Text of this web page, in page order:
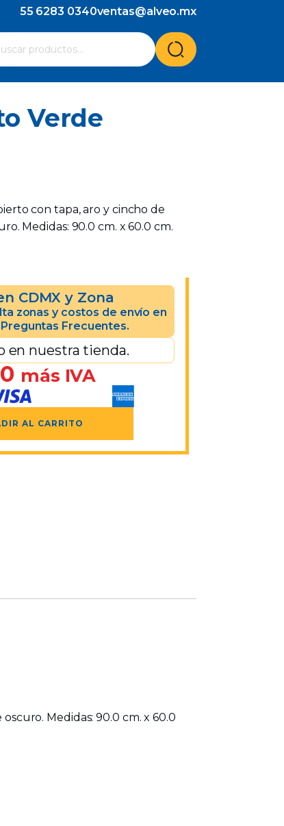
55 6283 0340ventas@alveo.mx
hay resultados autocompletados, puedes
Verde
con tapa, aro y cincho de
Medidas: 90.0 cm. x 60.0 cm.
CDMX y Zona
zonas y costos de envío en
Frecuentes.
en nuestra tienda.
más IVA
AL CARRITO
Medidas: 90.0 cm. x 60.0